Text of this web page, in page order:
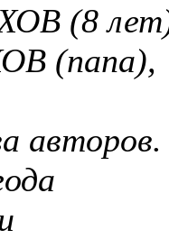
(8
(папа),
авторов.